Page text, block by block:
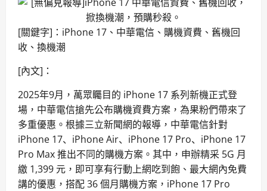
[關鍵字]：iPhone 17、中華電信、購機資費、舊機回
收、換機潮
[內文]：
2025年9月，萬眾矚目的 iPhone 17 系列新機正式登
場，中華電信搶先公布購機資費方案，為果粉們帶來了
多重優惠。根據三立新聞網的報導，中華電信針對
iPhone 17、iPhone Air、iPhone 17 Pro、iPhone 17
Pro Max 推出不同的購機方案。其中，申辦精采 5G 月
繳 1,399 元，即可享有行動上網吃到飽、最大網內免費
講的優惠，搭配 36 個月購機方案，iPhone 17 Pro